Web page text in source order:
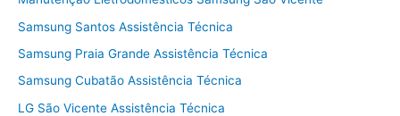
Samsung Santos Assistência Técnica
Samsung Praia Grande Assistência Técnica
Samsung Cubatão Assistência Técnica
LG São Vicente Assistência Técnica